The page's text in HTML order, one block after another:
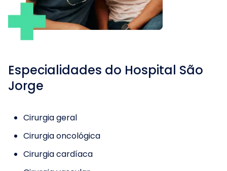
Especialidades do Hospital São
Jorge
Cirurgia geral
Cirurgia oncológica
Cirurgia cardíaca